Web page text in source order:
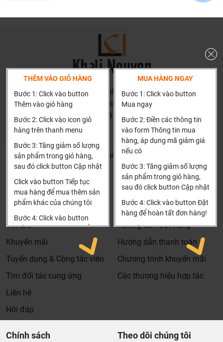
Tại Khali Nguyễn, chúng tôi cam kết:
Cam kết 100% sản phẩm chính hãng, nếu phát hiện ra
hàng giả hàng nhái hoàn tiền 200%.
Sản phẩm được Khali Nguyễn lựa chọn bán là những
là phải có trách nhiệm với hàng hóa và khách hàng!
Bán hàng có tâm: Chúng tôi mong muốn được tư vấn
khách hàng chọn được những sản phẩm phù hợp và
thích hợp để hạn chế được những phiền phức khách
hàng có thể gặp phải nếu tự chọn như: chọn sản phẩm
THÊM VÀO GIỎ HÀNG
Bước 1: Click vào button
Thêm vào giỏ hàng
Bước 2: Click vào icon giỏ
hàng trên thanh menu
Bước 3: Tăng giảm số lượng
sản phẩm trong giỏ hàng,
sau đó click button Cập nhật
Click vào button Tiếp tục
mua hàng để mua thêm sản
phẩm khác của chúng tôi
Bước 4: Click vào button
Tiến hành thanh toán để
thanh toán đơn hàng của
Xin cảm ơn khách hàng!!!
MUA HÀNG NGAY
Bước 1: Click vào button
Mua ngay
Bước 2: Điền các thông tin
vào form Thông tin mua
hàng, áp dụng mã giảm giá
nếu có
Bước 3: Tăng giảm số lượng
sản phẩm trong giỏ hàng,
sau đó click button Cập nhật
Bước 4: Click vào button Đặt
hàng để hoàn tất đơn hàng!
Xin cảm ơn khách hàng!!!
HN: số 160 đường Văn Minh, Di Trạch, Hoài Đức, Hà Nội
(Cách đại học công nghiệp 1 km)
HCM và các tỉnh khác: Liên hệ hotline để được hướng dẫn
đặt hàng
Khalinguyen.vn@gmail.com
0904501766
Thông tin
Tìm đại lý & Hợp tác
Tin tức
Khuyến mãi
Tuyển dụng & Cộng tác viên
Tìm đối tác cung ứng
Liên hệ
Hỏi đáp
Thông tin thêm
Hướng dẫn mua hàng
Hướng dẫn đặt hàng
Hướng dẫn thanh toán
Chương trình khuyến mãi
Các thương hiệu hợp tác
Chính sách Theo dõi chúng tôi